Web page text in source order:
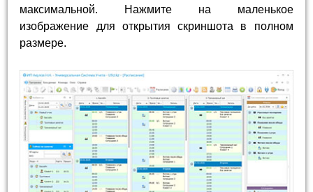
максимальной. Нажмите на маленькое
изображение для открытия скриншота в полном
размере.